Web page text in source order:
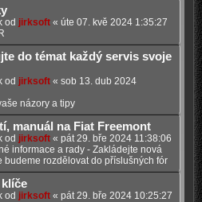
od jirksoft« úte 07. kvě 2024 1:35:27
do témat každý servis svoje
od jirksoft« sob 13. dub 2024
názory a tipy
manuál na Fiat Freemont
od jirksoft« pát 29. bře 2024 11:38:06
informace a rady - Zakládejte nová
budeme rozdělovat do příslušných fór
od jirksoft« pát 29. bře 2024 10:25:27